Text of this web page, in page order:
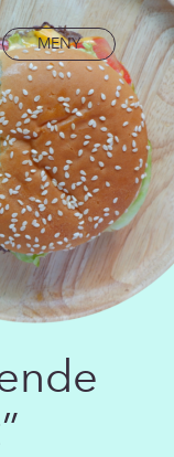
MENY